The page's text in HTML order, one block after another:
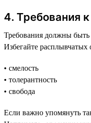
4. Требования
Требования должны
Избегайте
• смелость
• толерантность
• свобода
Если важно упомянуть